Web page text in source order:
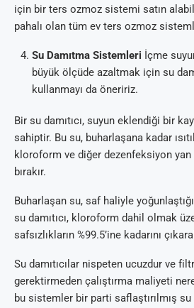
için bir ters ozmoz sistemi satın
pahalı olan tüm ev ters ozmoz
Su Damıtma Sistemleri İçme
büyük ölçüde azaltmak için su
kullanmayı da öneririz.
Bir su damıtıcı, suyun eklendiği bir
sahiptir. Bu su, buharlaşana kadar
kloroform ve diğer dezenfeksiyon
bırakır.
Buharlaşan su, saf haliyle
su damıtıcı, kloroform dahil olmak
safsızlıkların %99.5’ine kadarını
Su damıtıcılar nispeten ucuzdur ve
gerektirmeden çalıştırma maliyeti
bu sistemler bir parti saflaştırılmış